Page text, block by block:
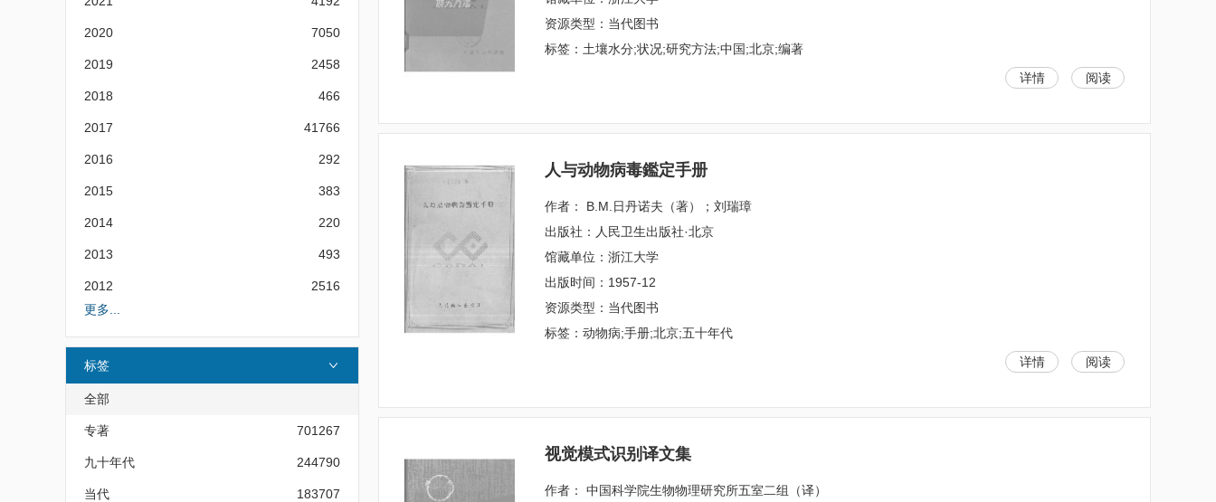
2020 7050
2019 2458
2018 466
2017 41766
2016 292
2015 383
2014 220
2013 493
2012
2516
更多...
标签
全部
专著 701267
九十年代 244790
当代 183707
资源类型：当代图书
标签：土壤水分;状况;研究方法;中国;北京;编著
详情
阅读
人与动物病毒鑑定手册
作者： В.М.日丹诺夫（著）；刘瑞璋
出版社：人民卫生出版社·北京
馆藏单位：浙江大学
出版时间：1957-12
资源类型：当代图书
标签：动物病;手册;北京;五十年代
详情
阅读
视觉模式识别译文集
作者： 中国科学院生物物理研究所五室二组（译）